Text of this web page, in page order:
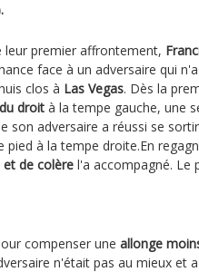
leur premier affrontement,
face à un adversaire qui n'a
clos à Las Vegas. Dès la
droit à la tempe gauche, une
son adversaire a réussi se sortir
à la tempe droite.En
de colère l'a accompagné. Le
compenser une allonge
n'était pas au mieux et a